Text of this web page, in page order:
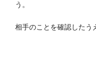
う。
相手のことを確認したう